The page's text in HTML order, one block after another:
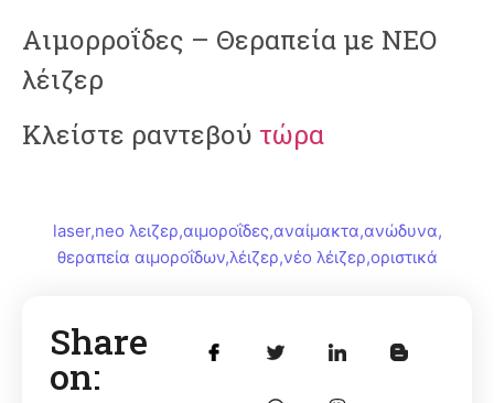
Αιμορροΐδες – Θεραπεία με ΝΕΟ
λέιζερ
Κλείστε ραντεβού τώρα
laser,neo λειζερ,αιμοροΐδες,αναίμακτα,ανώδυνα,
θεραπεία αιμοροΐδων,λέιζερ,νέο λέιζερ,οριστικά
Share
on: